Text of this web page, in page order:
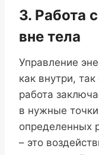
3. Работа
вне тела
Управление
как внутри,
работа
в нужные
определенных
– это